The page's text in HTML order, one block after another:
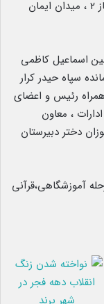
پرند در دبیرستان دخترانه الزهرا (س) واقع در فاز ۲ ، میدان ایمان
اسماعیل کاظمی
سپاه حیدر کرار
همراه رئیس و اعضای
، معاون
دختر دبیرستان
آموزشگاهی،قرآنی